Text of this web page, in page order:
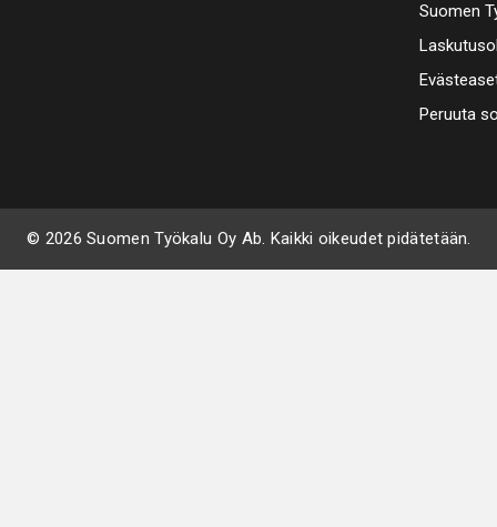
Suomen
Peruuta
© 2026 Suomen Työkalu Oy Ab. Kaikki oikeudet pidätetään.